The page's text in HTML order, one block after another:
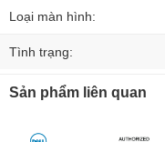
Loại màn hình:
Tình trạng:
Sản phẩm liên quan